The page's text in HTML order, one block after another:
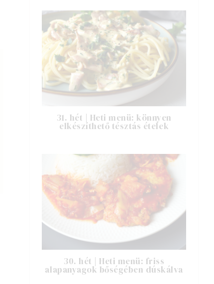
31. hét | Heti menü: könnyen
elkészíthető tésztás ételek
30. hét | Heti menü: friss
alapanyagok bőségében dúskálva